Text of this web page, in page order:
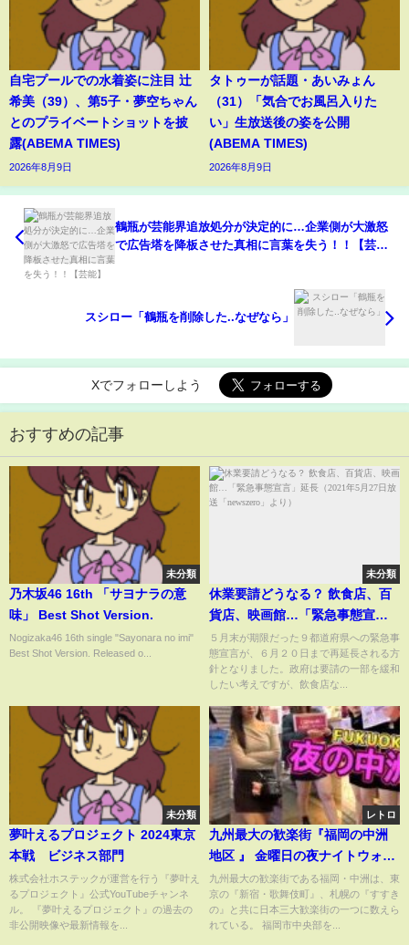
自宅プールでの水着姿に注目 辻
希美（39）、第5子・夢空ちゃん
とのプライベートショットを披
露(ABEMA TIMES)
2026年8月9日
タトゥーが話題・あいみょん
（31）「気合でお風呂入りた
い」生放送後の姿を公開
(ABEMA TIMES)
2026年8月9日
鶴瓶が芸能界追放処分が決定的に…企業側が大激怒
で広告塔を降板させた真相に言葉を失う！！【芸
スシロー「鶴瓶を削除した..なぜなら」
Xでフォローしよう
おすすめの記事
未分類
乃木坂46 16th 「サヨナラの意
味」 Best Shot Version.
Nogizaka46 16th single "Sayonara no imi"
Best Shot Version. Released o...
未分類
休業要請どうなる？ 飲食店、百
貨店、映画館…「緊急事態宣
言」延長（2021年5月27日放送
「newszero」より）
５月末が期限だった９都道府県への緊急事
態宣言が、６月２０日まで再延長される方
針となりました。政府は要請の一部を緩和
したい考えですが、飲食店な...
未分類
夢叶えるプロジェクト 2024東京
本戦 ビジネス部門
株式会社ホステックが運営を行う『夢叶え
るプロジェクト』公式YouTubeチャンネ
ル。 『夢叶えるプロジェクト』の過去の
非公開映像や最新情報を...
レトロ
九州最大の歓楽街『福岡の中洲
地区 』 金曜日の夜ナイトウォー
ク
九州最大の歓楽街である福岡・中洲は、東
京の『新宿・歌舞伎町』、札幌の『すすき
の』と共に日本三大歓楽街の一つに数えら
れている。 福岡市中央部を...